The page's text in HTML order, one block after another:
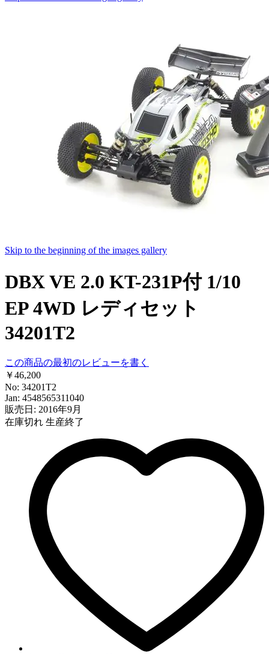
Skip to the beginning of the images gallery
DBX VE 2.0 KT-231P付 1/10
EP 4WD レディセット
34201T2
この商品の最初のレビューを書く
￥46,200
No: 34201T2
Jan: 4548565311040
販売日: 2016年9月
在庫切れ 生産終了